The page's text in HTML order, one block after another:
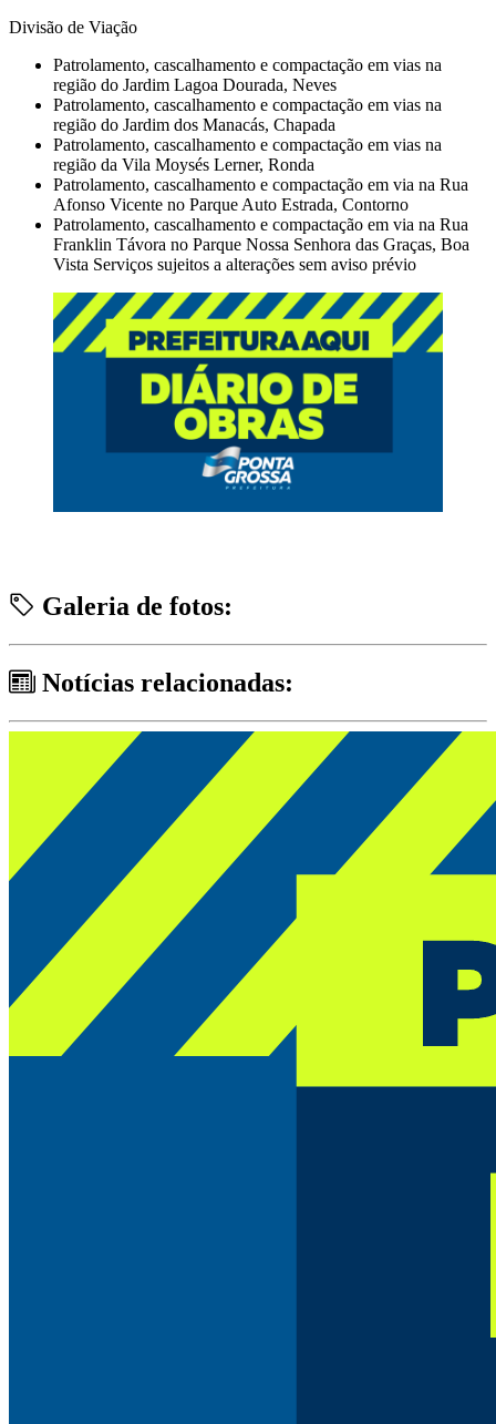
Divisão de Viação
Patrolamento, cascalhamento e compactação em vias na
região do Jardim Lagoa Dourada, Neves
Patrolamento, cascalhamento e compactação em vias na
região do Jardim dos Manacás, Chapada
Patrolamento, cascalhamento e compactação em vias na
região da Vila Moysés Lerner, Ronda
Patrolamento, cascalhamento e compactação em via na Rua
Afonso Vicente no Parque Auto Estrada, Contorno
Patrolamento, cascalhamento e compactação em via na Rua
Franklin Távora no Parque Nossa Senhora das Graças, Boa
Vista Serviços sujeitos a alterações sem aviso prévio
Galeria de fotos:
Notícias relacionadas: